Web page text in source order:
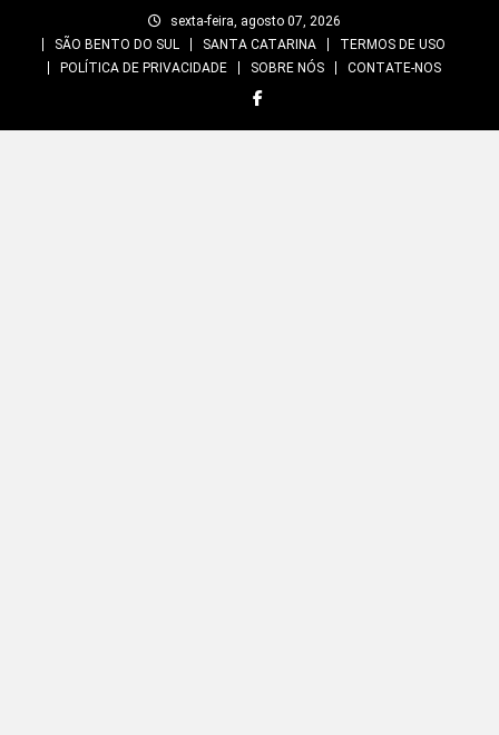
sexta-feira, agosto 07, 2026
SÃO BENTO DO SUL
SANTA CATARINA
TERMOS DE USO
POLÍTICA DE PRIVACIDADE
SOBRE NÓS CONTATE-NOS